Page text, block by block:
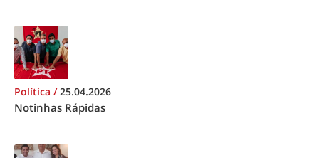
Política /25.04.2026
Notinhas Rápidas